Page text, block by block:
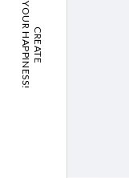
CREATE
YOUR HAPPINESS!